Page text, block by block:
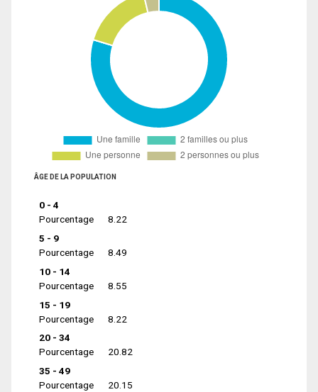
ÂGE DE LA POPULATION
0 - 4
Pourcentage
8.22
5 - 9
Pourcentage
8.49
10 - 14
Pourcentage
8.55
15 - 19
Pourcentage
8.22
20 - 34
Pourcentage
20.82
35 - 49
Pourcentage
20.15